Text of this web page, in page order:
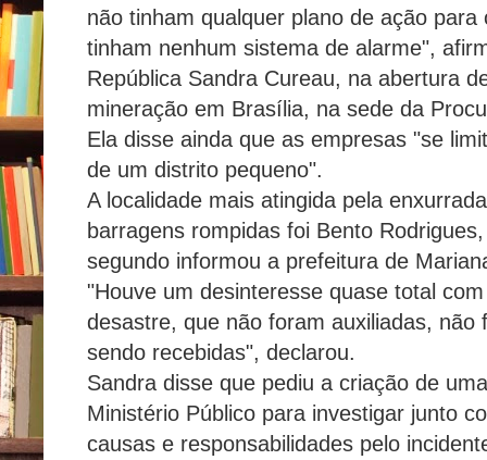
não tinham qualquer plano de ação
tinham nenhum sistema de alarme",
República Sandra Cureau, na abertura
mineração em Brasília, na sede da
Ela disse ainda que as empresas "se
de um distrito pequeno".
A localidade mais atingida pela
barragens rompidas foi Bento
segundo informou a prefeitura de
"Houve um desinteresse quase total
desastre, que não foram auxiliadas, não
sendo recebidas", declarou.
Sandra disse que pediu a criação de
Ministério Público para investigar junto
causas e responsabilidades pelo